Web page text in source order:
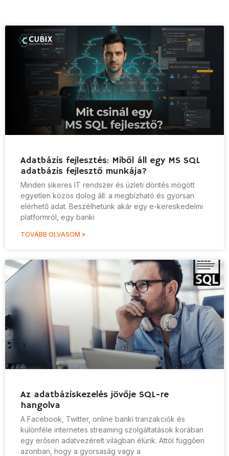
Adatbázis fejlesztés: Miből áll egy MS SQL
adatbázis fejlesztő munkája?
Minden sikeres IT rendszer és üzleti döntés mögött
egyetlen közös dolog áll: a megbízható és gyorsan
elérhető adat. Beszélhetünk akár egy e-kereskedelmi
platformról, egy banki
TOVÁBB OLVASOM »
Az adatbáziskezelés jövője SQL-re
hangolva
A Facebook, Twitter, online banki tranzakciók és
különféle internetes streaming szolgáltatások korában
egy erősen adatvezérelt világban élünk. Attól függően
azonban, hogy a gyorsaság vagy a